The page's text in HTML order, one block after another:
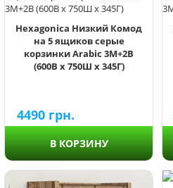
Hexagonica Низкий Комод
на 5 ящиков серые
корзинки Arabic 3М+2В
(600В х 750Ш х 345Г)
4490 грн.
В КОРЗИНУ